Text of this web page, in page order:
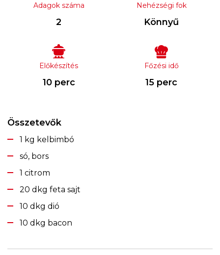
Adagok száma
2
Nehézségi fok
Könnyű
Előkészítés
10 perc
Főzési idő
15 perc
Összetevők
1 kg kelbimbó
só, bors
1 citrom
20 dkg feta sajt
10 dkg dió
10 dkg bacon